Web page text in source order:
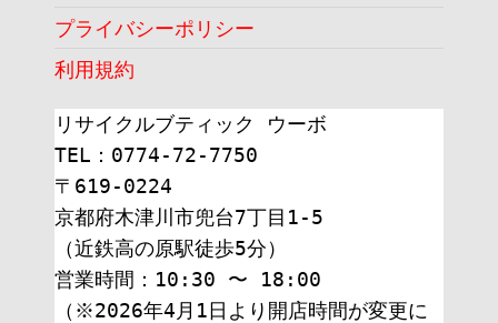
プライバシーポリシー
利用規約
リサイクルブティック ウーボ
TEL：0774-72-7750
〒619-0224
京都府木津川市兜台7丁目1-5
（近鉄高の原駅徒歩5分）
営業時間：10:30 〜 18:00
（※2026年4月1日より開店時間が変更に